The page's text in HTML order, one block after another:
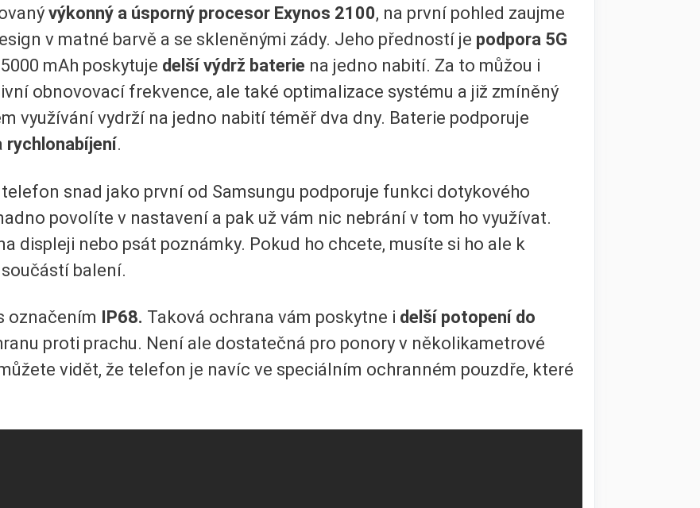
výkonný a úsporný procesor Exynos 2100, na první pohled zaujme
v matné barvě a se skleněnými zády. Jeho předností je podpora 5G
mAh poskytuje delší výdrž baterie na jedno nabití. Za to můžou i
obnovovací frekvence, ale také optimalizace systému a již zmíněný
využívání vydrží na jedno nabití téměř dva dny. Baterie podporuje
rychlonabíjení.
snad jako první od Samsungu podporuje funkci dotykového
povolíte v nastavení a pak už vám nic nebrání v tom ho využívat.
displeji nebo psát poznámky. Pokud ho chcete, musíte si ho ale k
balení.
označením IP68. Taková ochrana vám poskytne i delší potopení do
proti prachu. Není ale dostatečná pro ponory v několikametrové
vidět, že telefon je navíc ve speciálním ochranném pouzdře, které